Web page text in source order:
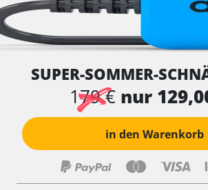
SUPER-SOMMER-
179 € nur
in den Warenkorb